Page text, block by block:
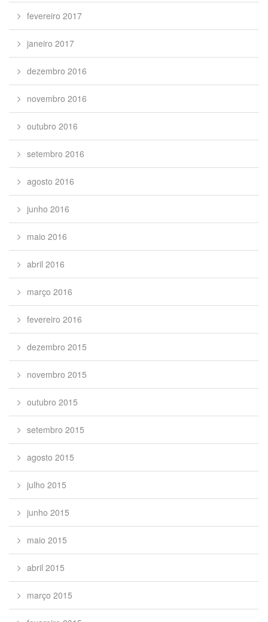
fevereiro 2017
janeiro 2017
dezembro 2016
novembro 2016
outubro 2016
setembro 2016
agosto 2016
junho 2016
maio 2016
abril 2016
março 2016
fevereiro 2016
dezembro 2015
novembro 2015
outubro 2015
setembro 2015
agosto 2015
julho 2015
junho 2015
maio 2015
abril 2015
março 2015